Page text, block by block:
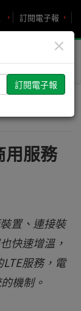
訂閱電子報
Toggle
服務
置、連接裝
快速增溫，
服務，電
機制。
×